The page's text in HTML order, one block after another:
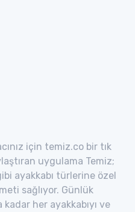
için temiz.co bir tık
uygulama Temiz;
ayakkabı türlerine özel
sağlıyor. Günlük
her ayakkabıyı ve